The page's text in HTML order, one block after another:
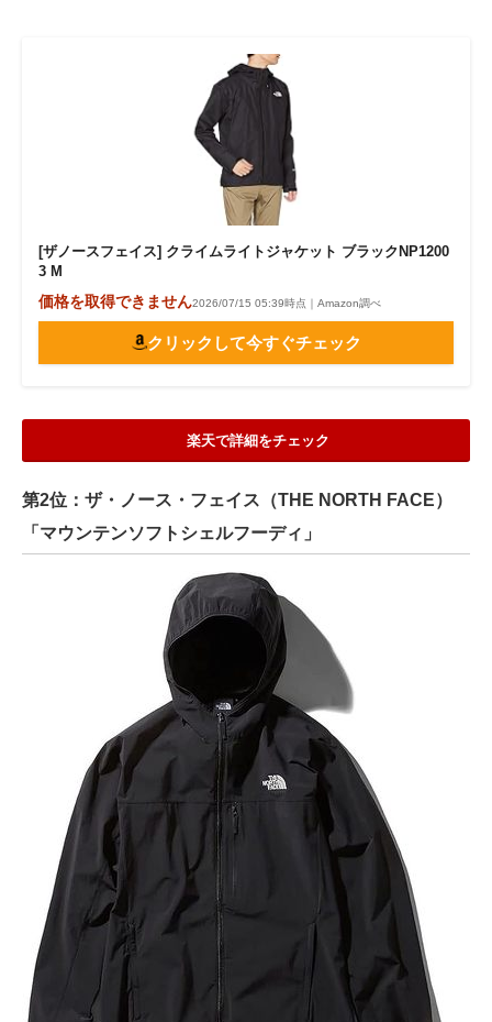
[ザノースフェイス] クライムライトジャケット ブラックNP1200
3 M
価格を取得できません2026/07/15 05:39時点｜Amazon調べ
クリックして今すぐチェック
楽天で詳細をチェック
第2位：ザ・ノース・フェイス（THE NORTH FACE）
「マウンテンソフトシェルフーディ」